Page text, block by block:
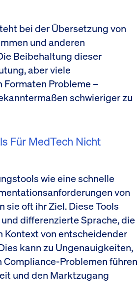
bei der Übersetzung von
und anderen
Beibehaltung dieser
aber viele
Probleme –
schwieriger zu
Für MedTech Nicht
wie eine schnelle
von
sie oft ihr Ziel. Diese Tools
differenzierte Sprache, die
Kontext von entscheidender
kann zu Ungenauigkeiten,
Problemen führen
und den Marktzugang